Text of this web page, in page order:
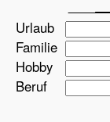
Urlaub
Familie
Hobby
Beruf